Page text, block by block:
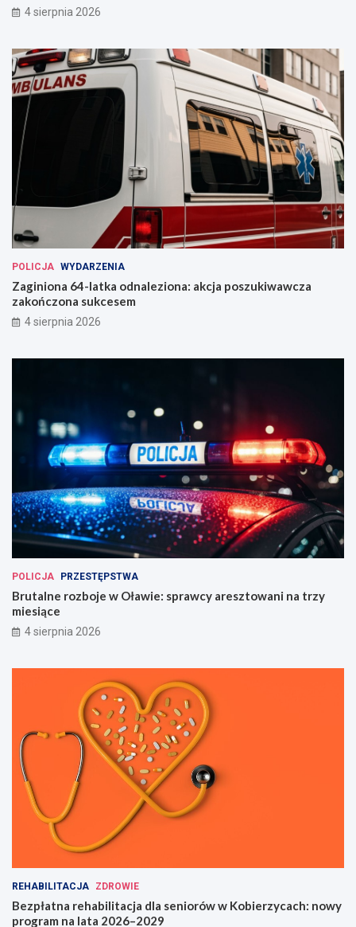
4 sierpnia 2026
POLICJA WYDARZENIA
Zaginiona 64-latka odnaleziona: akcja poszukiwawcza
zakończona sukcesem
4 sierpnia 2026
POLICJA PRZESTĘPSTWA
Brutalne rozboje w Oławie: sprawcy aresztowani na trzy
miesiące
4 sierpnia 2026
REHABILITACJA ZDROWIE
Bezpłatna rehabilitacja dla seniorów w Kobierzycach: nowy
program na lata 2026–2029